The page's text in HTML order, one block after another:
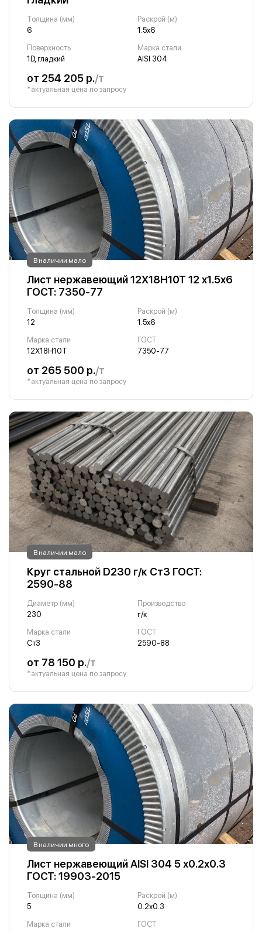
Толщина (мм)
6
Раскрой (м)
1.5х6
Поверхность
1D, гладкий
Марка стали
AISI 304
от 254 205 р./т
*актуальная цена по запросу
В наличии мало
Лист нержавеющий 12Х18Н10Т 12 х1.5х6
ГОСТ: 7350-77
Толщина (мм)
12
Раскрой (м)
1.5х6
Марка стали
12Х18Н10Т
ГОСТ
7350-77
от 265 500 р./т
*актуальная цена по запросу
В наличии мало
Круг стальной D230 г/к Ст3 ГОСТ:
2590-88
Диаметр (мм)
230
Производство
г/к
Марка стали
Ст3
ГОСТ
2590-88
от 78 150 р./т
*актуальная цена по запросу
В наличии много
Лист нержавеющий AISI 304 5 х0.2х0.3
ГОСТ: 19903-2015
Толщина (мм)
5
Раскрой (м)
0.2х0.3
Марка стали
ГОСТ